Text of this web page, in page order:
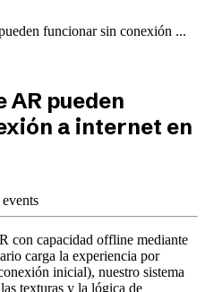
funcionar sin conexión ...
AR pueden
a internet en
con capacidad offline mediante
carga la experiencia por
inicial), nuestro sistema
texturas y la lógica de